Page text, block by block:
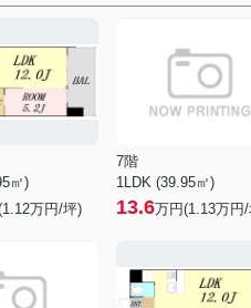
㎡)
1.12万円/坪)
7階
1LDK (39.95㎡)
13.6万円(1.13万円